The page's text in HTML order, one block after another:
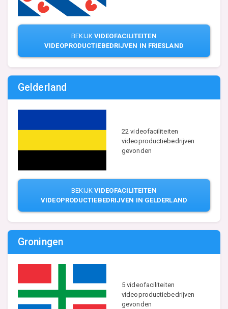
BEKIJK VIDEOFACILITEITEN
VIDEOPRODUCTIEBEDRIJVEN IN FRIESLAND
Gelderland
22 videofaciliteiten
videoproductiebedrijven
gevonden
BEKIJK VIDEOFACILITEITEN
VIDEOPRODUCTIEBEDRIJVEN IN GELDERLAND
Groningen
5 videofaciliteiten
videoproductiebedrijven
gevonden